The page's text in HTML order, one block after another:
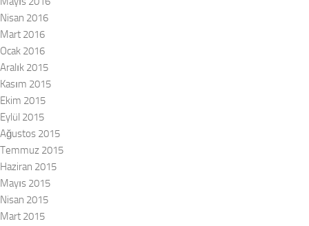
Nisan 2016
Mart 2016
Ocak 2016
Aralık 2015
Kasım 2015
Ekim 2015
Eylül 2015
Ağustos 2015
Temmuz 2015
Haziran 2015
Mayıs 2015
Nisan 2015
Mart 2015